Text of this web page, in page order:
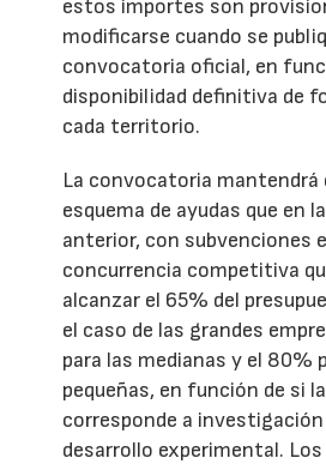
estos importes son
modificarse cuando se
convocatoria oficial, en
disponibilidad definitiva de
cada territorio.
La convocatoria mantendrá
esquema de ayudas que en
anterior, con subvenciones
concurrencia competitiva
alcanzar el 65% del
el caso de las grandes
para las medianas y el 80%
pequeñas, en función de si
corresponde a
desarrollo experimental.